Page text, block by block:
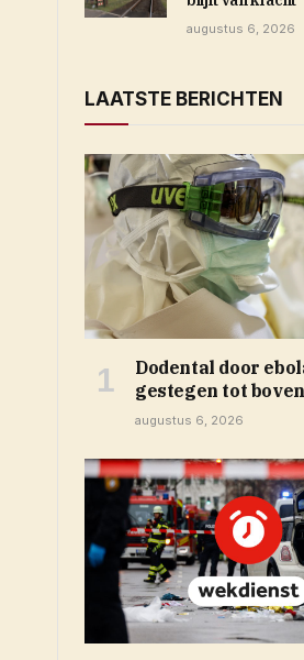
augustus 6, 2026
LAATSTE BERICHTEN
Dodental door
gestegen tot
augustus 6, 2026